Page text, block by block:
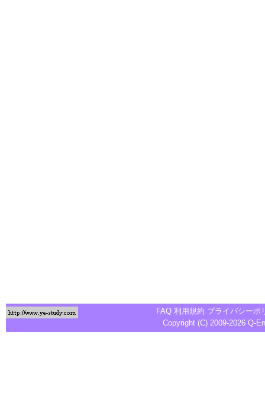
FAQ 利用規約 プライバシーポ
Copyright (C) 2009-2026 Q-